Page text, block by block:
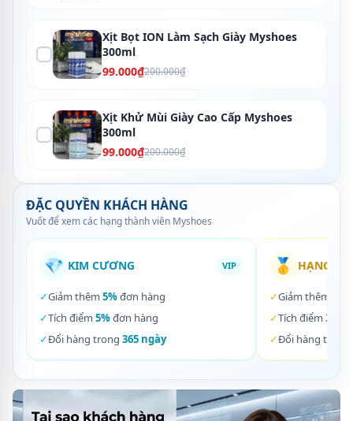
Xịt Bọt ION Làm Sạch Giày Myshoes
300ml
99.000₫200.000₫
Xịt Khử Mùi Giày Cao Cấp Myshoes
300ml
99.000₫200.000₫
ĐẶC QUYỀN KHÁCH HÀNG
Vuốt để xem các hạng thành viên Myshoes
💎 KIM CƯƠNG VIP
✓Giảm thêm 5%đơn hàng
✓Tích điểm 5%đơn hàng
✓Đổi hàng trong 365 ngày
🥇 HẠNG
✓Giảm thêm
✓Tích điểm 3%
✓Đổi hàng trong